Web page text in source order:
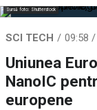
Sursă foto: Shutterstock
SCI TECH 09:58
Uniunea
NanoIC
europene